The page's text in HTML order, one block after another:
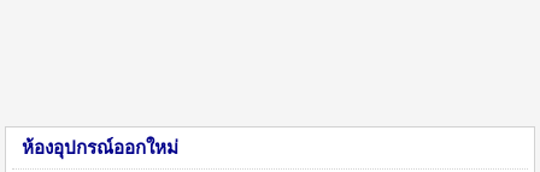
ห้องอุปกรณ์ออกใหม่